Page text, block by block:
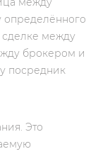
сделке между
брокером и
посредник
Это